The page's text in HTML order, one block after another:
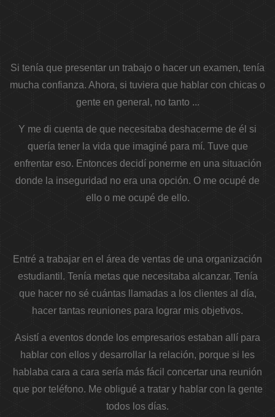
Si tenía que presentar un trabajo o hacer un examen, tenía
mucha confianza. Ahora, si tuviera que hablar con chicas o
gente en general, no tanto ...
Y me di cuenta de que necesitaba deshacerme de él si
quería tener la vida que imaginé para mí. Tuve que
enfrentar eso. Entonces decidí ponerme en una situación
donde la inseguridad no era una opción. O me ocupé de
ello o me ocupé de ello.
Entré a trabajar en el área de ventas de una organización
estudiantil. Tenía metas que necesitaba alcanzar. Tenía
que hacer no sé cuántas llamadas a los clientes al día,
hacer tantas reuniones para lograr mis objetivos.
Asistí a eventos donde los empresarios estaban allí para
hablar con ellos y desarrollar la relación, porque si les
hablaba cara a cara sería más fácil concertar una reunión
que por teléfono. Me obligué a tratar y hablar con la gente
todos los días.